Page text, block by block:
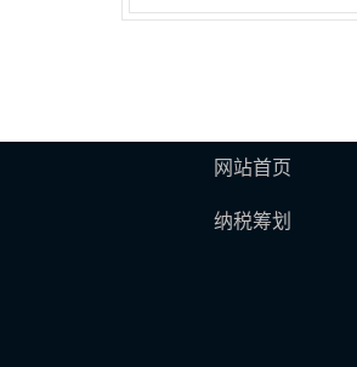
网站首页
纳税筹划